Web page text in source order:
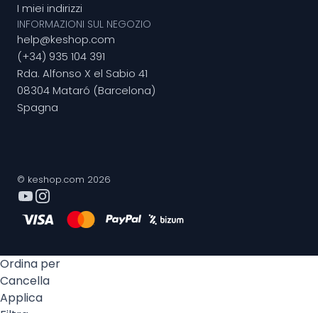
I miei indirizzi
INFORMAZIONI SUL NEGOZIO
help@keshop.com
(+34) 935 104 391
Rda. Alfonso X el Sabio 41
08304 Mataró (Barcelona)
Spagna
© keshop.com 2026
Ordina per
Cancella
Applica